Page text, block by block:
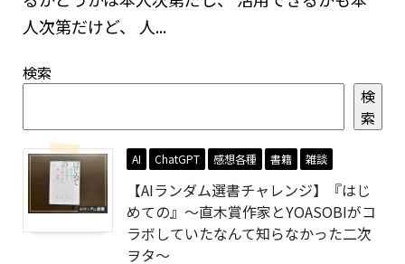
人次第だけど、 人...
検索
検
索
AI ChatGPT 感想各種 書籍 雑談
【AIランダム選書チャレンジ】『はじ
めての』～直木賞作家とYOASOBIがコ
ラボしていたなんて知らなかった二次
ヲタ～